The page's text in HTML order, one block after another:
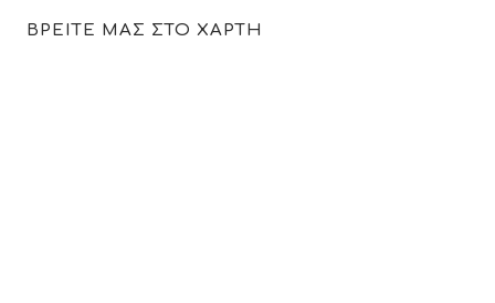
ΒΡΕΙΤΕ ΜΑΣ ΣΤΟ ΧΑΡΤΗ